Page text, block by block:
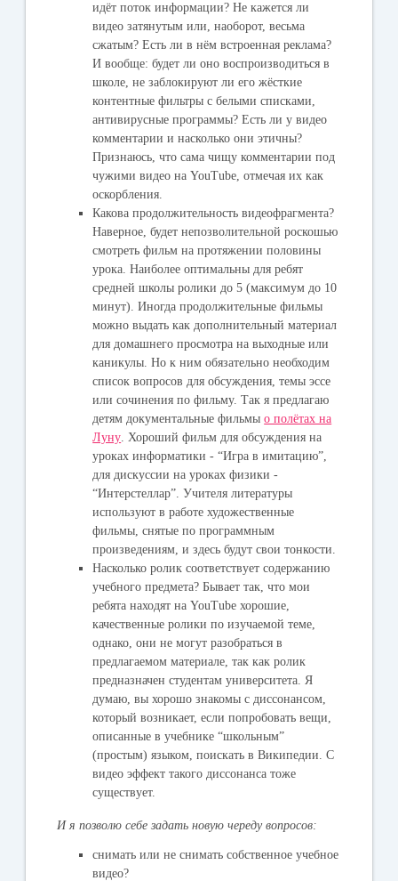
идёт поток информации? Не кажется ли
видео затянутым или, наоборот, весьма
сжатым? Есть ли в нём встроенная реклама?
И вообще: будет ли оно воспроизводиться в
школе, не заблокируют ли его жёсткие
контентные фильтры с белыми списками,
антивирусные программы? Есть ли у видео
комментарии и насколько они этичны?
Признаюсь, что сама чищу комментарии под
чужими видео на YouTube, отмечая их как
оскорбления.
Какова продолжительность видеофрагмента?
Наверное, будет непозволительной роскошью
смотреть фильм на протяжении половины
урока. Наиболее оптимальны для ребят
средней школы ролики до 5 (максимум до 10
минут). Иногда продолжительные фильмы
можно выдать как дополнительный материал
для домашнего просмотра на выходные или
каникулы. Но к ним обязательно необходим
список вопросов для обсуждения, темы эссе
или сочинения по фильму. Так я предлагаю
детям документальные фильмыо полётах на
Луну . Хороший фильм для обсуждения на
уроках информатики - “Игра в имитацию”,
для дискуссии на уроках физики -
“Интерстеллар”. Учителя литературы
используют в работе художественные
фильмы, снятые по программным
произведениям, и здесь будут свои тонкости.
Насколько ролик соответствует содержанию
учебного предмета? Бывает так, что мои
ребята находят на YouTube хорошие,
качественные ролики по изучаемой теме,
однако, они не могут разобраться в
предлагаемом материале, так как ролик
предназначен студентам университета. Я
думаю, вы хорошо знакомы с диссонансом,
который возникает, если попробовать вещи,
описанные в учебнике “школьным”
(простым) языком, поискать в Википедии. С
видео эффект такого диссонанса тоже
существует.
И я позволю себе задать новую череду вопросов:
снимать или не снимать собственное учебное
видео?